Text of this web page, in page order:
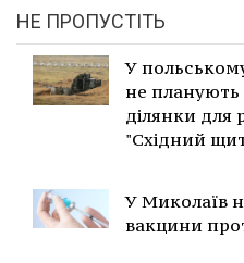
НЕ ПРОПУСТІТЬ
У
не планують
ділянки для
"Східний
У Миколаїв
вакцини